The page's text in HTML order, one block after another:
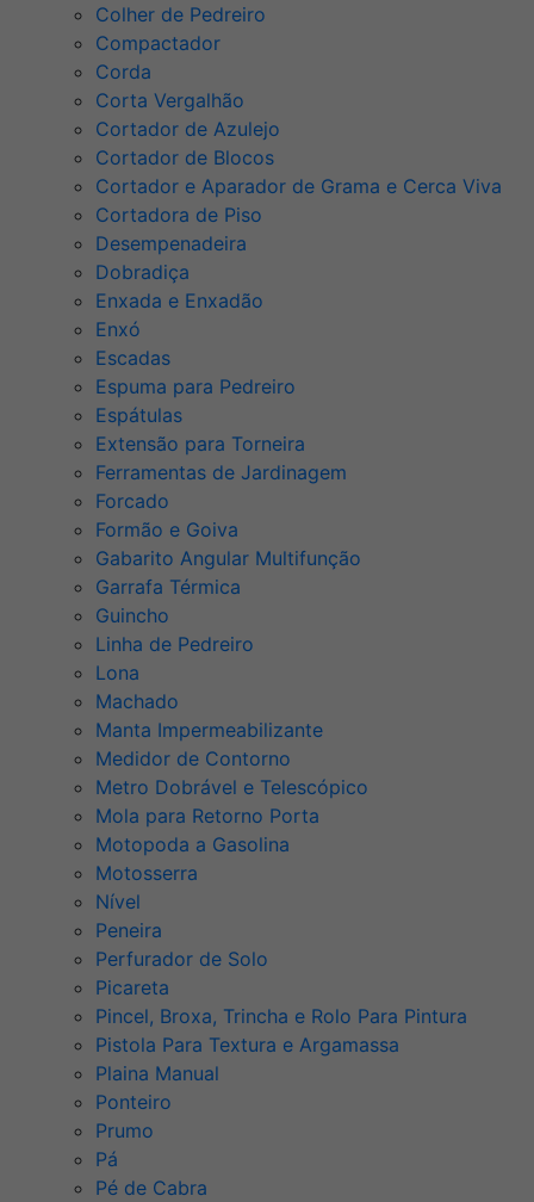
Colher de Pedreiro
Compactador
Corda
Corta Vergalhão
Cortador de Azulejo
Cortador de Blocos
Cortador e Aparador de Grama e Cerca Viva
Cortadora de Piso
Desempenadeira
Dobradiça
Enxada e Enxadão
Enxó
Escadas
Espuma para Pedreiro
Espátulas
Extensão para Torneira
Ferramentas de Jardinagem
Forcado
Formão e Goiva
Gabarito Angular Multifunção
Garrafa Térmica
Guincho
Linha de Pedreiro
Lona
Machado
Manta Impermeabilizante
Medidor de Contorno
Metro Dobrável e Telescópico
Mola para Retorno Porta
Motopoda a Gasolina
Motosserra
Nível
Peneira
Perfurador de Solo
Picareta
Pincel, Broxa, Trincha e Rolo Para Pintura
Pistola Para Textura e Argamassa
Plaina Manual
Ponteiro
Prumo
Pá
Pé de Cabra